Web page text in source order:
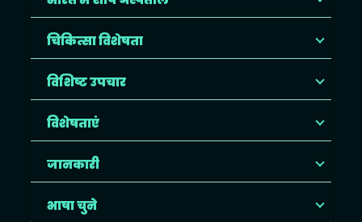
चिकित्सा विशेषता
विशिष्ट उपचार
विशेषताएं
जानकारी
भाषा चुने